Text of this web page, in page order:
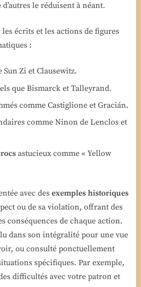
le réduisent à néant.
les écrits et les actions de figures
:
Sun Zi et Clausewitz.
que Bismarck et Talleyrand.
comme Castiglione et Gracián.
comme Ninon de Lenclos et
astucieux comme « Yellow
avec des exemples historiques
ou de sa violation, offrant des
conséquences de chaque action.
lu dans son intégralité pour une vue
ou consulté ponctuellement
spécifiques. Par exemple,
difficultés avec votre patron et